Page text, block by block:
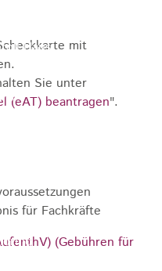
Haus
Familienberatung
mit
Sie unter
(eAT) beantragen".
für Fachkräfte
(Gebühren für